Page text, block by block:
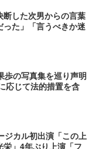
した次男からの言葉
った」「言うべきか迷
歩の写真集を巡り声明
応じて法的措置を含
ジカル初出演「この上
」4年ぶり上演「フ